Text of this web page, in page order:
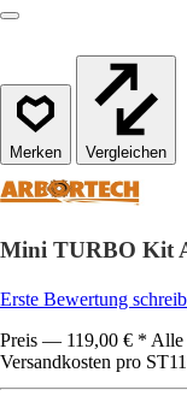
Vergleichen
Mini TURBO Kit
Erste Bewertung
Preis — 119,00 € * Alle
Versandkosten pro ST